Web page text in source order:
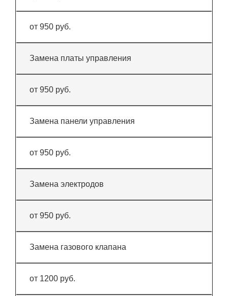
от 950 руб.
Замена платы управления
от 950 руб.
Замена панели управления
от 950 руб.
Замена электродов
от 950 руб.
Замена газового клапана
от 1200 руб.